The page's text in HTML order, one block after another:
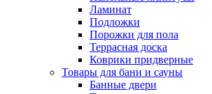
Ламинат
Подложки
Порожки для пола
Террасная доска
Коврики придверные
Товары для бани и сауны
Банные двери